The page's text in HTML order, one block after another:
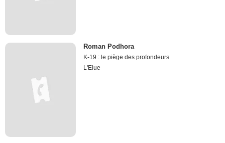
Roman Podhora
K-19 : le piège des profondeurs
L'Elue